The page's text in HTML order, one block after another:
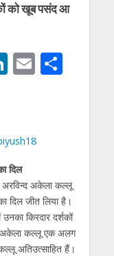
को खूब पसंद आ
Li
dI
n
E
l
S
दिल
अरविन्द अकेला कल्लू
दिल जीत लिया है।
किरदार दर्शकों
अकेला कल्लू एक अलग
अतिउत्साहित हैं।